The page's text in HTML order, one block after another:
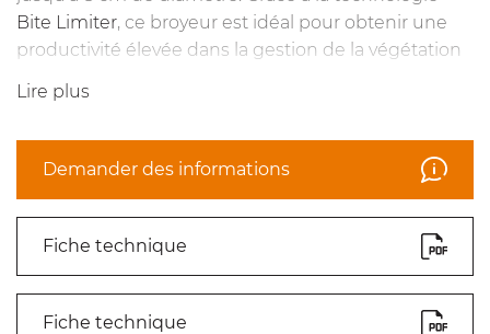
Bite Limiter, ce broyeur est idéal pour obtenir une
productivité élevée dans la gestion de la végétation
broyeur est conçu pour offrir une grande fiabilité et
BL0/EX
permet de réduire au minimum les
opérations d'entretien courant et d'avoir un corps de
machine extrêmement compact. LeBL0/EXpeut
être équipé des lames BL/MINI et des outils
Lire plus
Demander des informations
Fiche technique
Fiche technique